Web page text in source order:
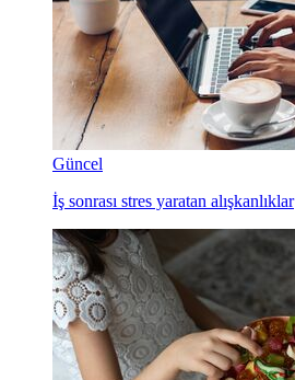
Güncel
İş sonrası stres yaratan alışkanlıklar